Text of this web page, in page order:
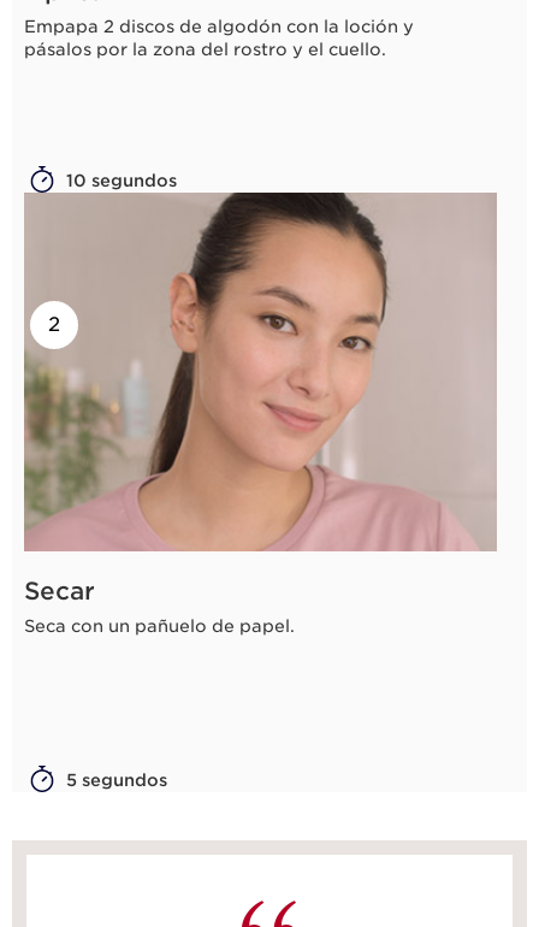
Empapa 2 discos de algodón con la loción y
pásalos por la zona del rostro y el cuello.
10 segundos
2
Secar
Seca con un pañuelo de papel.
5 segundos